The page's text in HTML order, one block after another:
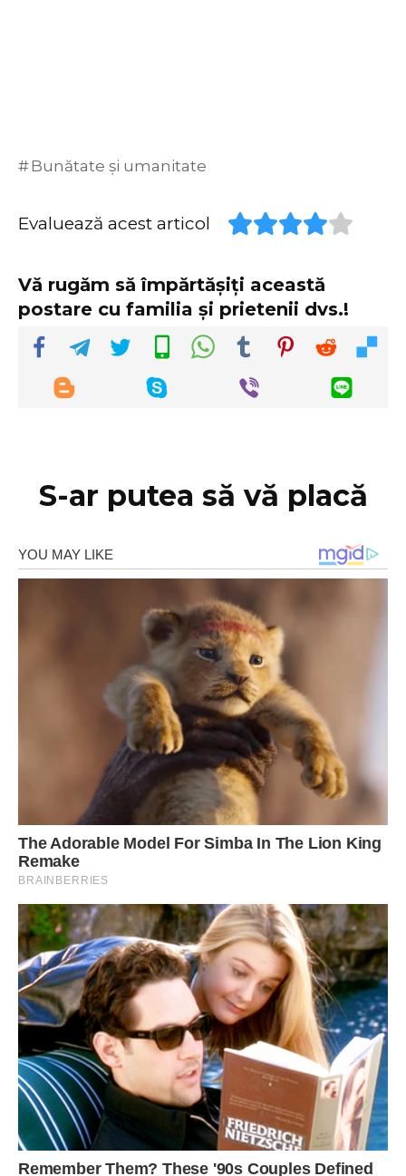
Bunătate și umanitate
Evaluează acest articol
Vă rugăm să împărtășiți această
postare cu familia și prietenii dvs.!
S-ar putea să vă placă